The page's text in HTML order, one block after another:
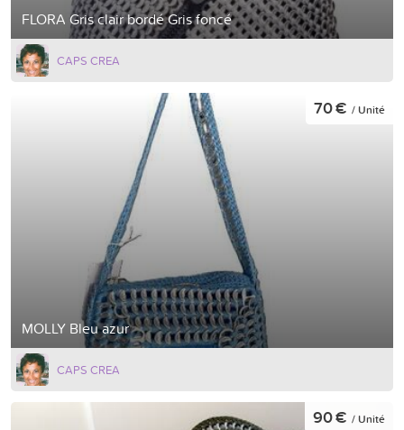
FLORA Gris clair bordé Gris foncé
CAPS CREA
MOLLY Bleu azur
70 € / Unité
CAPS CREA
90 € / Unité